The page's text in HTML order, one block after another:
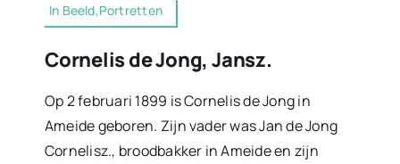
In Beeld,Portretten
Cornelis de Jong, Jansz.
Op 2 februari 1899 is Cornelis de Jong in
Ameide geboren. Zijn vader was Jan de Jong
Cornelisz., broodbakker in Ameide en zijn